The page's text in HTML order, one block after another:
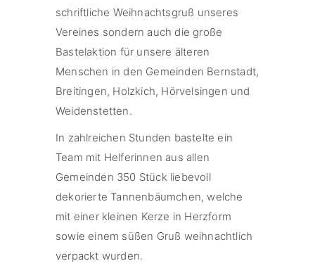
schriftliche Weihnachtsgruß unseres
Vereines sondern auch die große
Bastelaktion für unsere älteren
Menschen in den Gemeinden Bernstadt,
Breitingen, Holzkich, Hörvelsingen und
Weidenstetten.
In zahlreichen Stunden bastelte ein
Team mit Helferinnen aus allen
Gemeinden 350 Stück liebevoll
dekorierte Tannenbäumchen, welche
mit einer kleinen Kerze in Herzform
sowie einem süßen Gruß weihnachtlich
verpackt wurden.